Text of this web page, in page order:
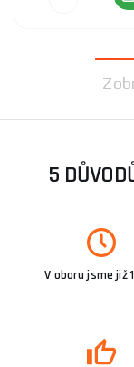
5
V oboru jsme již